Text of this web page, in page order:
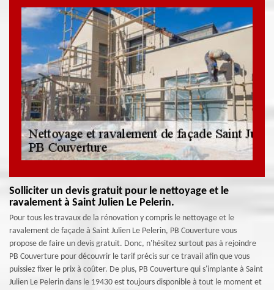
Solliciter un devis gratuit pour le nettoyage et le
ravalement à Saint Julien Le Pelerin.
Pour tous les travaux de la rénovation y compris le nettoyage et le
ravalement de façade à Saint Julien Le Pelerin, PB Couverture vous
propose de faire un devis gratuit. Donc, n'hésitez surtout pas à rejoindre
PB Couverture pour découvrir le tarif précis sur ce travail afin que vous
puissiez fixer le prix à coûter. De plus, PB Couverture qui s'implante à Saint
Julien Le Pelerin dans le 19430 est toujours disponible à tout le moment et